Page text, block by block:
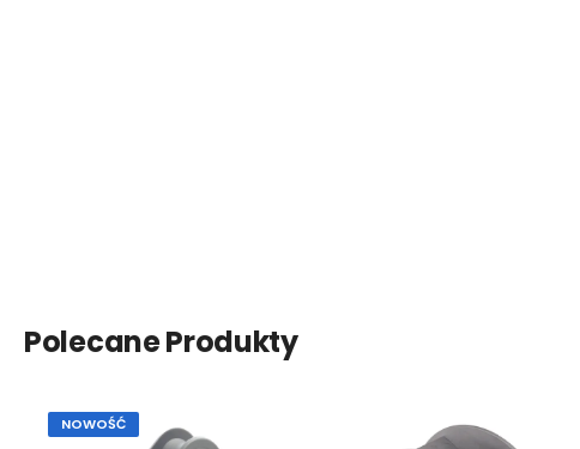
Polecane Produkty
NOWOŚĆ